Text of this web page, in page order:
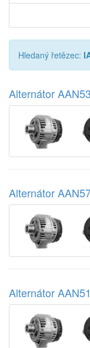
Hledaný řetězec:
Alternátor
Alternátor
Alternátor